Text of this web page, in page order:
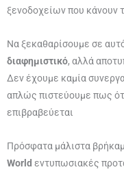
ξενοδοχείων που κάνουν
Να ξεκαθαρίσουμε σε
διαφημιστικό, αλλά
Δεν έχουμε καμία
απλώς πιστεύουμε πως
επιβραβεύεται
Πρόσφατα μάλιστα
World εντυπωσιακές